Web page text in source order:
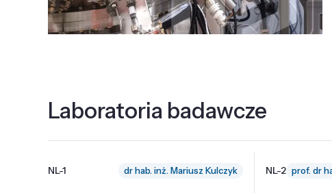
Laboratoria badawcze
NL-1 dr hab. inż. Mariusz Kulczyk NL-2